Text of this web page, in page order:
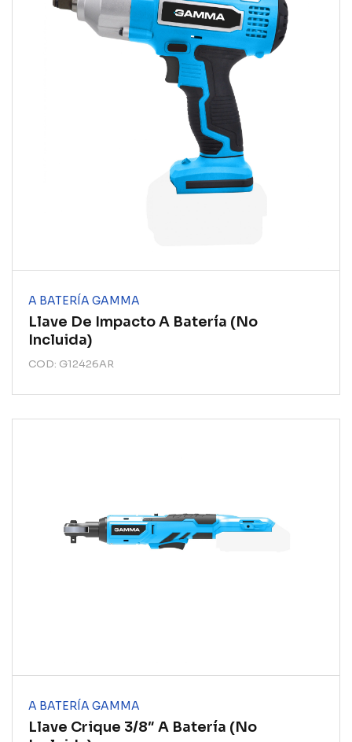
A BATERÍA GAMMA
Llave De Impacto A Batería (no
Incluida)
COD: G12426AR
A BATERÍA GAMMA
Llave Crique 3/8″ A Batería (no